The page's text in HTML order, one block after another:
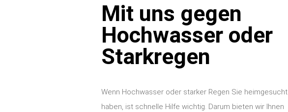
Mit uns gegen
Hochwasser oder
Starkregen
Wenn Hochwasser oder starker Regen Sie heimgesucht
haben, ist schnelle Hilfe wichtig. Darum bieten wir Ihnen